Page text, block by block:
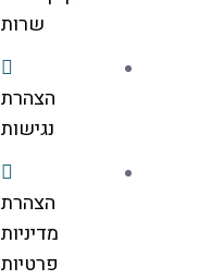
שרות
הצהרת
נגישות
הצהרת
מדיניות
פרטיות